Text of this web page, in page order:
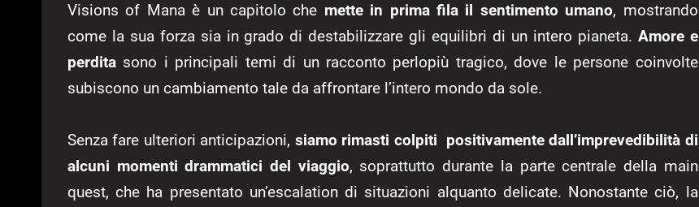
Visions of Mana è un capitolo che mette in prima fila il sentimento umano, mostrando
come la sua forza sia in grado di destabilizzare gli equilibri di un intero pianeta. Amore e
perdita sono i principali temi di un racconto perlopiù tragico, dove le persone coinvolte
subiscono un cambiamento tale da affrontare l’intero mondo da sole.
Senza fare ulteriori anticipazioni, siamo rimasti colpiti positivamente dall’imprevedibilità di
alcuni momenti drammatici del viaggio, soprattutto durante la parte centrale della main
quest, che ha presentato un’escalation di situazioni alquanto delicate. Nonostante ciò, la